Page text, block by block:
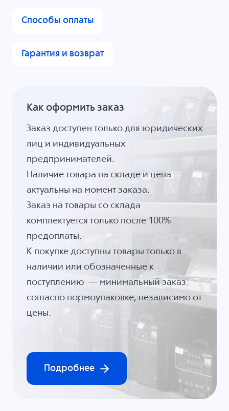
Способы оплаты
Гарантия и возврат
Как оформить заказ
Заказ доступен только для юридических
лиц и индивидуальных
предпринимателей.
Наличие товара на складе и цена
актуальны на момент заказа.
Заказ на товары со склада
комплектуется только после 100%
предоплаты.
К покупке доступны товары только в
наличии или обозначенные к
поступлению — минимальный заказ
согласно нормоупаковке, независимо от
цены.
Подробнее